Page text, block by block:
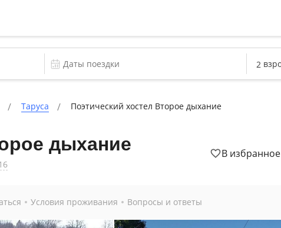
Таруса Поэтический хостел Второе дыхание
дыхание В избранное
Условия проживания Вопросы и ответы